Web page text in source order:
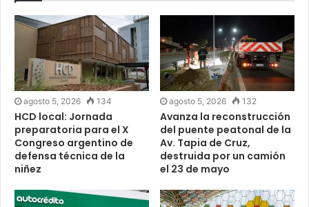
agosto 5, 2026 134
HCD local: Jornada
preparatoria para el X
Congreso argentino de
defensa técnica de la
niñez
agosto 5, 2026 132
Avanza la reconstrucción
del puente peatonal de la
Av. Tapia de Cruz,
destruida por un camión
el 23 de mayo